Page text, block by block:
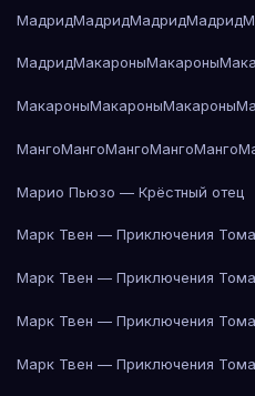
МадридМадридМадридМадрид
МадридМакароныМакароны
МакароныМакароныМакароны
МангоМангоМангоМангоМанго
Марио Пьюзо — Крёстный отец
Марк Твен — Приключения
Марк Твен — Приключения
Марк Твен — Приключения
Марк Твен — Приключения